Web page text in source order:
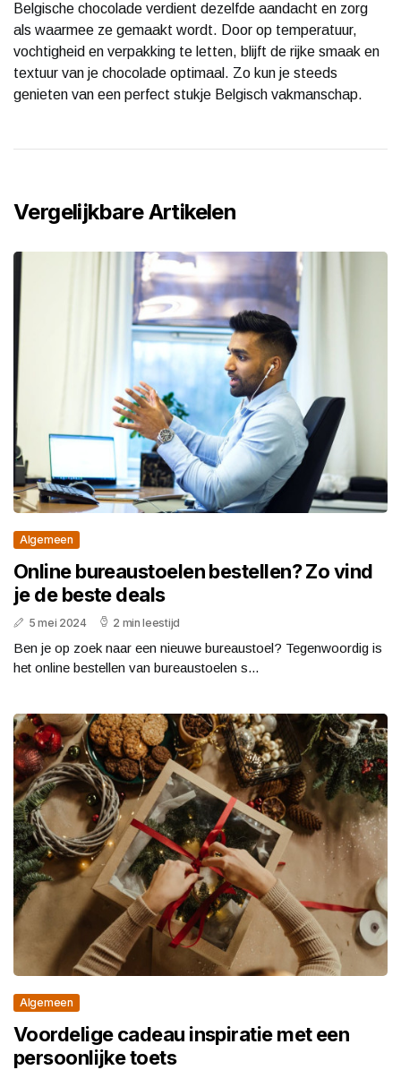
Belgische chocolade verdient dezelfde aandacht en zorg
als waarmee ze gemaakt wordt. Door op temperatuur,
vochtigheid en verpakking te letten, blijft de rijke smaak en
textuur van je chocolade optimaal. Zo kun je steeds
genieten van een perfect stukje Belgisch vakmanschap.
Vergelijkbare Artikelen
Algemeen
Online bureaustoelen bestellen? Zo vind
je de beste deals
5 mei 2024 2 min leestijd
Ben je op zoek naar een nieuwe bureaustoel? Tegenwoordig is
het online bestellen van bureaustoelen s...
Algemeen
Voordelige cadeau inspiratie met een
persoonlijke toets